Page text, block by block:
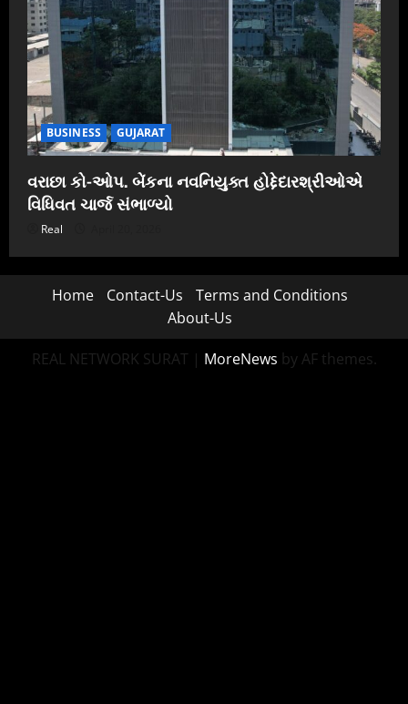
BUSINESS GUJARAT
વરાછા કો-ઓપ. બેંકના નવનિયુક્ત હોદ્દેદારશ્રીઓએ
વિધિવત ચાર્જ સંભાળ્યો
Real
Home Contact-Us
Terms and Conditions
About-Us
REAL NETWORK SURAT | MoreNews by AF themes.